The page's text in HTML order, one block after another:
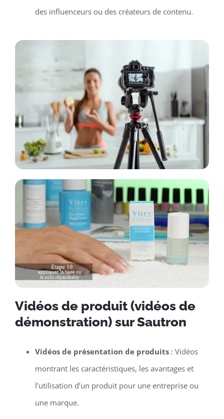
des influenceurs ou des créateurs de contenu.
Vidéos de produit (vidéos de
démonstration) sur Sautron
Vidéos de présentation de produits: Vidéos
montrant les caractéristiques, les avantages et
l’utilisation d’un produit pour une entreprise ou
une marque.